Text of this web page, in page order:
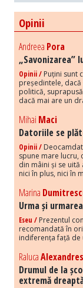
Opinii
Andreea Pora
„Savonizarea”
Opinii / Puțini sunt
președintele,
politică,
dacă mai are un
Mihai Maci
Datoriile se
Opinii /
spune mare lucru,
din mâini și se uită
nici în plus, nici în
Marina
Urma și urmarea
Eseu / Prezentul
recomandată în
indiferența față de
Raluca
Drumul de la
extremă